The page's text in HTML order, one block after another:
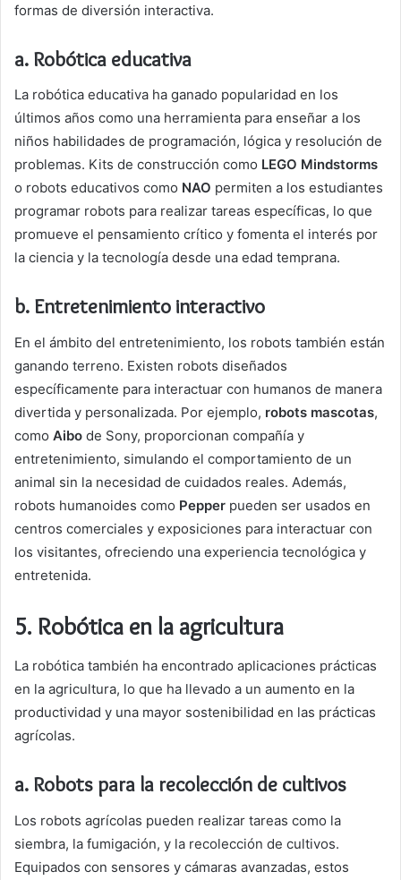
formas de diversión interactiva.
a. Robótica educativa
La robótica educativa ha ganado popularidad en los
últimos años como una herramienta para enseñar a los
niños habilidades de programación, lógica y resolución de
problemas. Kits de construcción como LEGO Mindstorms
o robots educativos como NAO permiten a los estudiantes
programar robots para realizar tareas específicas, lo que
promueve el pensamiento crítico y fomenta el interés por
la ciencia y la tecnología desde una edad temprana.
b. Entretenimiento interactivo
En el ámbito del entretenimiento, los robots también están
ganando terreno. Existen robots diseñados
específicamente para interactuar con humanos de manera
divertida y personalizada. Por ejemplo, robots mascotas,
como Aibo de Sony, proporcionan compañía y
entretenimiento, simulando el comportamiento de un
animal sin la necesidad de cuidados reales. Además,
robots humanoides como Pepper pueden ser usados en
centros comerciales y exposiciones para interactuar con
los visitantes, ofreciendo una experiencia tecnológica y
entretenida.
5. Robótica en la agricultura
La robótica también ha encontrado aplicaciones prácticas
en la agricultura, lo que ha llevado a un aumento en la
productividad y una mayor sostenibilidad en las prácticas
agrícolas.
a. Robots para la recolección de cultivos
Los robots agrícolas pueden realizar tareas como la
siembra, la fumigación, y la recolección de cultivos.
Equipados con sensores y cámaras avanzadas, estos